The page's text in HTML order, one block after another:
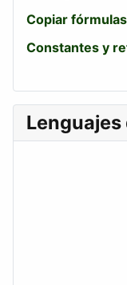
Copiar
Constantes y
Lenguajes